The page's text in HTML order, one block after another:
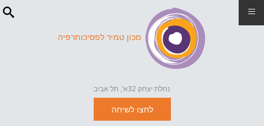
מכון טמיר לפסיכותרפיה
נחלת יצחק 32א', תל אביב
לחצו לשיחה
≡